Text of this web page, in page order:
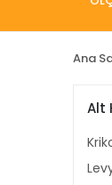
Ana
Alt